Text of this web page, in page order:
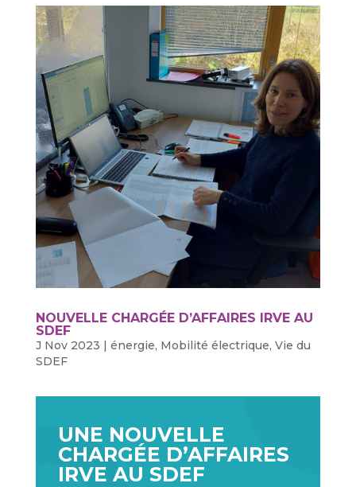
NOUVELLE CHARGÉE D’AFFAIRES IRVE AU
SDEF
J Nov 2023 | énergie, Mobilité électrique, Vie du
SDEF
UNE NOUVELLE
CHARGÉE D’AFFAIRES
IRVE AU SDEF